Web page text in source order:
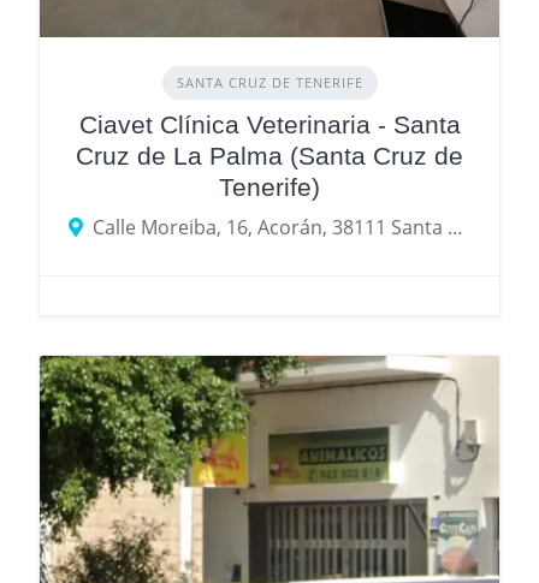
SANTA CRUZ DE TENERIFE
Ciavet Clínica Veterinaria - Santa
Cruz de La Palma (Santa Cruz de
Tenerife)
Calle Moreiba, 16, Acorán, 38111 Santa Cruz de Tenerife, Santa Cruz de Tenerife, Islas Canarias